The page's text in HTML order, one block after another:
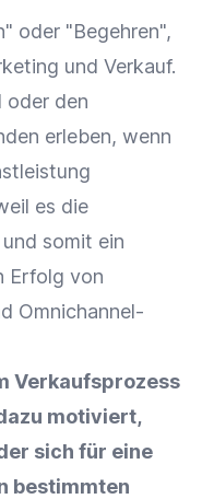
oder "Begehren",
und Verkauf.
oder den
erleben, wenn
es die
somit ein
Erfolg von
Omnichannel-
Verkaufsprozess
motiviert,
sich für eine
bestimmten